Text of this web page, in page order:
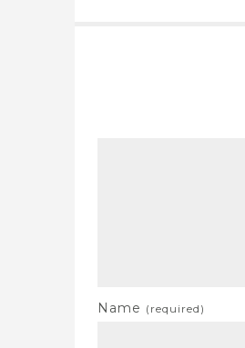
Name (required)